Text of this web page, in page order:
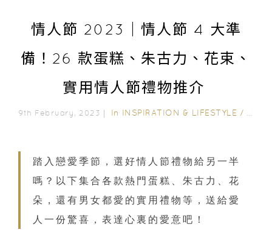
情人節 2023｜情人節 4 大準
備！26 款蛋糕、朱古力、花束、
實用情人節禮物推介
9th February, 2023｜ In INSPIRATION & LIFESTYLE /
踏入戀愛季節，選好情人節禮物給另一半
嗎？以下集合各款熱門蛋糕、朱古力、花
朵，還有男女都愛的實用禮物等，送給愛
人一份驚喜，表達心裏的愛意吧！